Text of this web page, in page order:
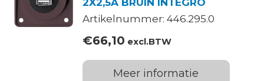
2X2,5A BRUIN INTEGRO
Artikelnummer: 446.295.0
€66,10 excl.BTW
Meer informatie